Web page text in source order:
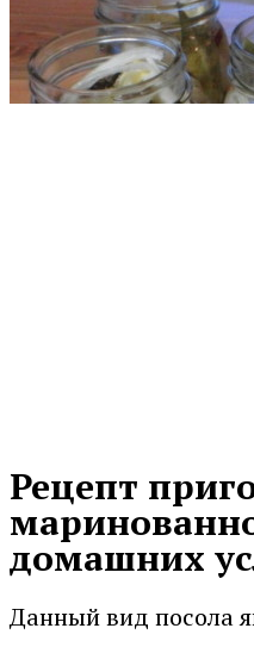
Рецепт
домашних
Данный вид посола